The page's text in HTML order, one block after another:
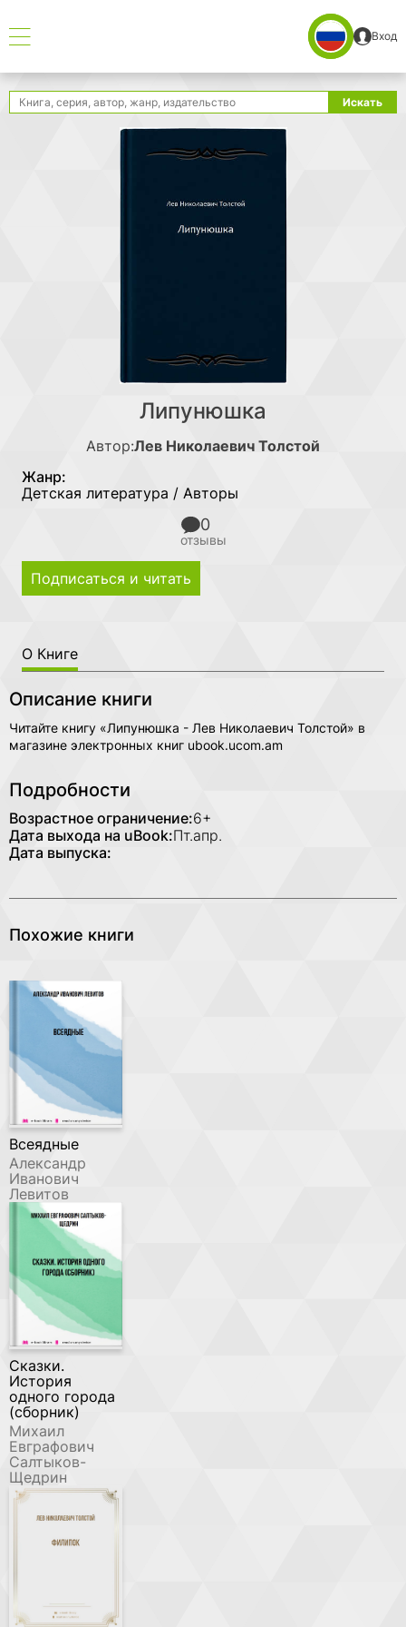
Вход
Поиск Искать
Липунюшка
Автор:Лев Николаевич Толстой
Жанр:
Детская литература / Авторы
0
отзывы
Подписаться и читать
О Книге
Описание книги
Читайте книгу «Липунюшка - Лев Николаевич Толстой» в
магазине электронных книг ubook.ucom.am
Подробности
Возрастное ограничение:6+
Дата выхода на uBook:Пт.апр.
Дата выпуска:
Похожие книги
Всеядные
Александр
Иванович
Левитов
Сказки.
История
одного города
(сборник)
Михаил
Евграфович
Салтыков-
Щедрин